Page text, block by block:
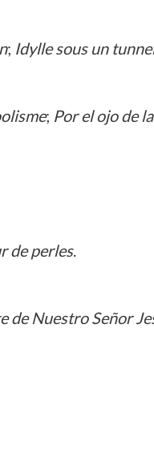
; Idylle sous un
; Por el ojo de
de perles.
de Nuestro Señor